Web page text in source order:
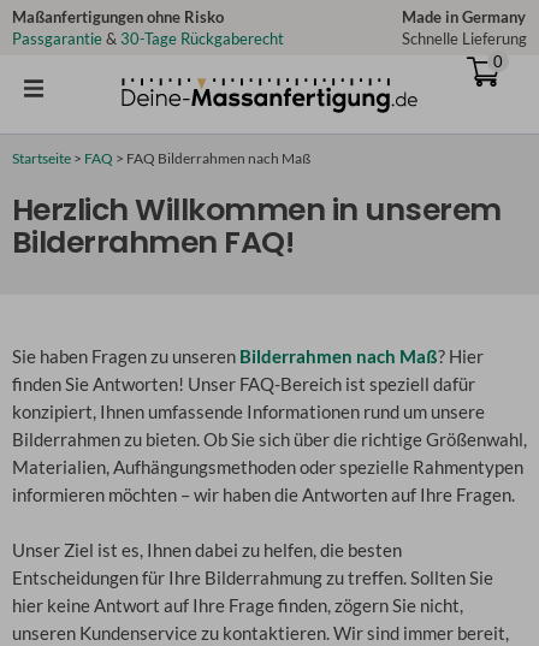
Zum
Inhalt
Maßanfertigungen ohne Risko
Passgarantie& 30-Tage Rückgaberecht
Made in Germany
Schnelle Lieferung
0
Startseite > FAQ > FAQ Bilderrahmen nach Maß
Herzlich Willkommen in unserem
Bilderrahmen FAQ!
Sie haben Fragen zu unseren Bilderrahmen nach Maß? Hier
finden Sie Antworten! Unser FAQ-Bereich ist speziell dafür
konzipiert, Ihnen umfassende Informationen rund um unsere
Bilderrahmen zu bieten. Ob Sie sich über die richtige Größenwahl,
Materialien, Aufhängungsmethoden oder spezielle Rahmentypen
informieren möchten – wir haben die Antworten auf Ihre Fragen.
Unser Ziel ist es, Ihnen dabei zu helfen, die besten
Entscheidungen für Ihre Bilderrahmung zu treffen. Sollten Sie
hier keine Antwort auf Ihre Frage finden, zögern Sie nicht,
unseren Kundenservice zu kontaktieren. Wir sind immer bereit,